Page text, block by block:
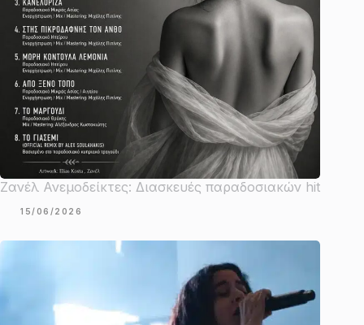
Ζανέλ Ανεμοδείκτες: Διασκευές παραδοσιακών hit
15/06/2026